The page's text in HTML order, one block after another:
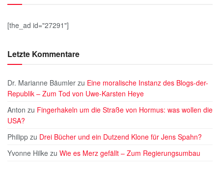
[the_ad id="27291"]
Letzte Kommentare
Dr. Marianne Bäumler zu Eine moralische Instanz des Blogs-der-
Republik – Zum Tod von Uwe-Karsten Heye
Anton zu Fingerhakeln um die Straße von Hormus: was wollen die
USA?
Philipp zu Drei Bücher und ein Dutzend Klone für Jens Spahn?
Yvonne Hilke zu Wie es Merz gefällt – Zum Regierungsumbau